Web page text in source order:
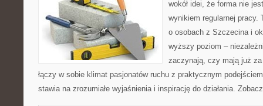
wokół idei, że forma nie
wynikiem regularnej pracy.
o osobach z Szczecina i
wyższy poziom –
zaczynają, czy mają już
łączy w sobie klimat pasjonatów ruchu z praktycznym
stawia na zrozumiałe wyjaśnienia i inspirację do działania.